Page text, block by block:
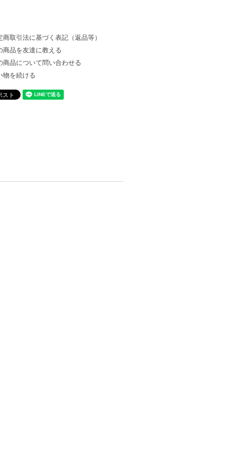
商取引法に基づく表記（返品等）
商品を友達に教える
商品について問い合わせる
物を続ける